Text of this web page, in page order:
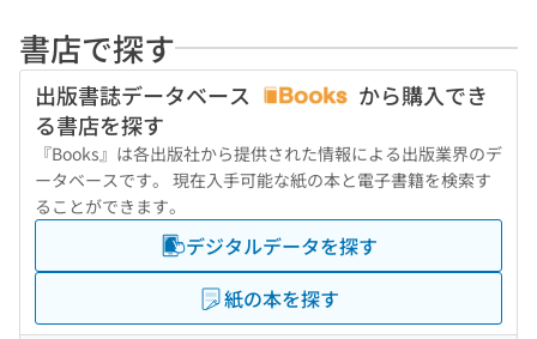
書店で探す
出版書誌データベース
から購入でき
る書店を探す
『Books』は各出版社から提供された情報による出版業界のデ
ータベースです。 現在入手可能な紙の本と電子書籍を検索す
ることができます。
デジタルデータを探す
紙の本を探す